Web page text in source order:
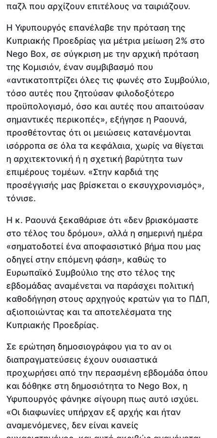
παζλ που αρχίζουν επιτέλους να ταιριάζουν.
Η Υφυπουργός επανέλαβε την πρόταση της
Κυπριακής Προεδρίας για μέτρια μείωση 2% στο
Nego Box, σε σύγκριση με την αρχική πρόταση
της Κομισιόν, έναν συμβιβασμό που
«αντικατοπτρίζει όλες τις φωνές στο Συμβούλιο,
τόσο αυτές που ζητούσαν φιλοδοξότερο
προϋπολογισμό, όσο και αυτές που απαιτούσαν
σημαντικές περικοπές», εξήγησε η Ραουνά,
προσθέτοντας ότι οι μειώσεις κατανέμονται
ισόρροπα σε όλα τα κεφάλαια, χωρίς να θίγεται
η αρχιτεκτονική ή η σχετική βαρύτητα των
επιμέρους τομέων. «Στην καρδιά της
προσέγγισής μας βρίσκεται ο εκσυγχρονισμός»,
τόνισε.
Η κ. Ραουνά ξεκαθάρισε ότι «δεν βρισκόμαστε
στο τέλος του δρόμου», αλλά η σημερινή ημέρα
«σηματοδοτεί ένα αποφασιστικό βήμα που μας
οδηγεί στην επόμενη φάση», καθώς το
Ευρωπαϊκό Συμβούλιο της στο τέλος της
εβδομάδας αναμένεται να παράσχει πολιτική
καθοδήγηση στους αρχηγούς κρατών για το ΠΔΠ,
αξιοποιώντας και τα αποτελέσματα της
Κυπριακής Προεδρίας.
Σε ερώτηση δημοσιογράφου για το αν οι
διαπραγματεύσεις έχουν ουσιαστικά
προχωρήσει από την περασμένη εβδομάδα όπου
και δόθηκε στη δημοσιότητα το Nego Box, η
Υφυπουργός φάνηκε σίγουρη πως αυτό ισχύει.
«Οι διαφωνίες υπήρχαν εξ αρχής και ήταν
αναμενόμενες, δεν είναι κανείς